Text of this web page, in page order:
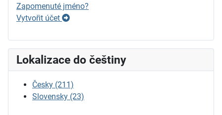
Zapomenuté jméno?
Vytvořit účet
Lokalizace do češtiny
Česky (211)
Slovensky (23)